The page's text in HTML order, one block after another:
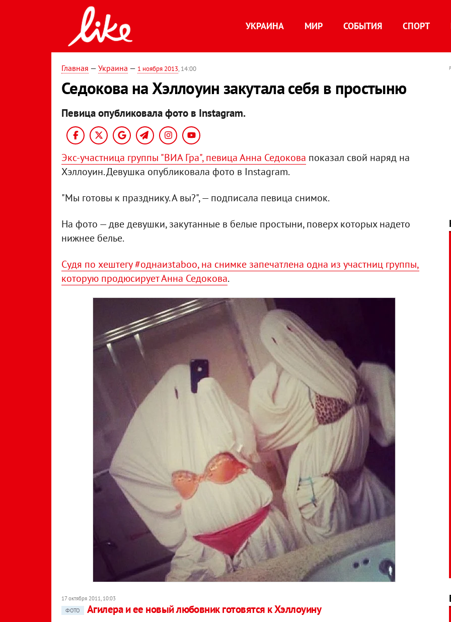
УКРАИНА МИР СОБЫТИЯ СПОРТ
Главная — Украина — 1 ноября 2013, 14:00
Седокова на Хэллоуин закутала себя в простыню
Певица опубликовала фото в Instagram.
Экс-участница группы "ВИА Гра", певица Анна Седокова показал свой наряд на
Хэллоуин. Девушка опубликовала фото в Instagram.
"Мы готовы к празднику. А вы?", — подписала певица снимок.
На фото — две девушки, закутанные в белые простыни, поверх которых надето
нижнее белье.
Судя по хештегу #однаизtaboo, на снимке запечатлена одна из участниц группы,
которую продюсирует Анна Седокова.
17 октября 2011, 10:03
ФОТО
Агилера и ее новый любовник готовятся к Хэллоуину